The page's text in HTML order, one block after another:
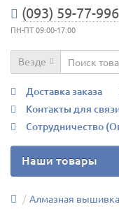
(093) 59-77-996
ПН-ПТ 09:00-17:00
Везде
Доставка заказа
Контакты для
Сотрудничество
Наши товары
Алмазная вышивка